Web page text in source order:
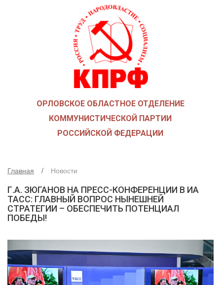
КАК ВСТУПИТЬ В КПРФ
ОБЩЕСТВЕННЫЕ ОРГАНИЗАЦИИ
СОЮЗ СОВЕТСКИХ ОФИЦЕРОВ В ПОДДЕРЖКУ АРМИИ И
НАДЕЖДА РОССИИ
ДЕПУТАТСКАЯ ВЕРТИКАЛЬ
ОРЛОВСКИЙ ГОРОДСКОЙ СОВЕТ
ДЕПУТАТЫ ОРГАНОВ МЕСТНОГО САМОУПРАВЛЕНИЯ
МЕСТНЫЕ ОТДЕЛЕНИЯ
КОНТАКТЫ
ОРЛОВСКОЕ ОБЛАСТНОЕ ОТДЕЛЕНИЕ
КОММУНИСТИЧЕСКОЙ ПАРТИИ
РОССИЙСКОЙ ФЕДЕРАЦИИ
Главная Новости
Г.А. ЗЮГАНОВ НА ПРЕСС-КОНФЕРЕНЦИИ В ИА
ТАСС: ГЛАВНЫЙ ВОПРОС НЫНЕШНЕЙ
СТРАТЕГИИ – ОБЕСПЕЧИТЬ ПОТЕНЦИАЛ
ПОБЕДЫ!